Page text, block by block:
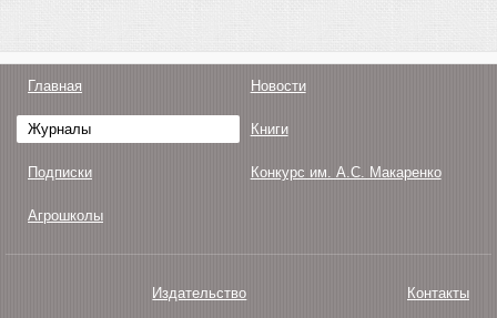
Главная Новости
Журналы Книги
Подписки Конкурс им. А.С. Макаренко
Агрошколы
Издательство Контакты